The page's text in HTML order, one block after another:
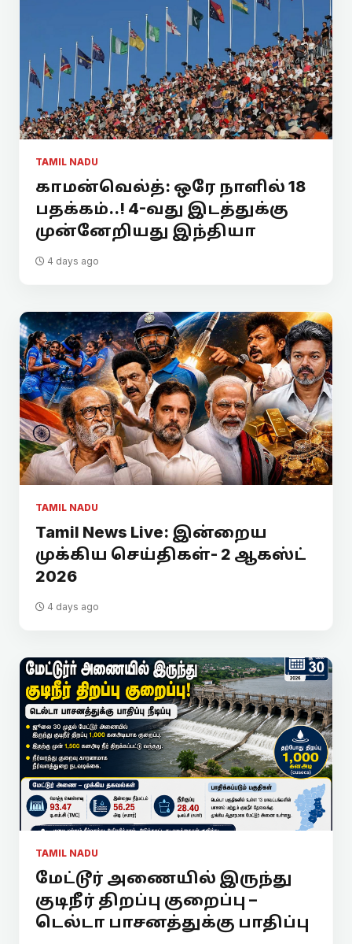
TAMIL NADU
காமன்வெல்த்: ஒரே நாளில் 18
பதக்கம்..! 4-வது இடத்துக்கு
முன்னேறியது இந்தியா
4 days ago
TAMIL NADU
Tamil News Live: இன்றைய
முக்கிய செய்திகள்- 2 ஆகஸ்ட்
2026
4 days ago
TAMIL NADU
மேட்டூர் அணையில் இருந்து
குடிநீர் திறப்பு குறைப்பு –
டெல்டா பாசனத்துக்கு பாதிப்பு